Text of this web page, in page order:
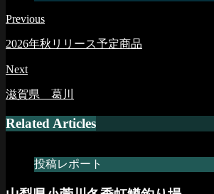
Previous
2026年秋リリース予定商品
Next
滋賀県 葛川
Related Articles
投稿レポート